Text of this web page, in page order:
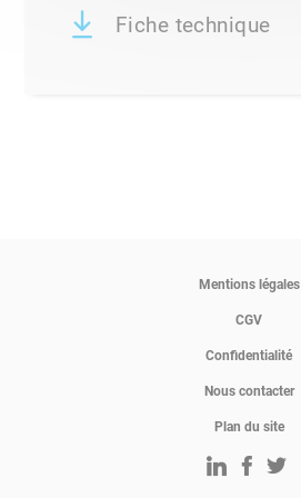
Fiche technique
Mentions légales
CGV
Confidentialité
Nous contacter
Plan du site